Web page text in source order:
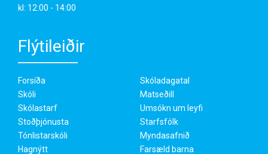
kl: 12:00 - 14:00
Flýtileiðir
Forsíða
Skóli
Skólastarf
Stoðþjónusta
Tónlistarskóli
Hagnýtt
Skóladagatal
Matseðill
Umsókn um leyfi
Starfsfólk
Myndasafnið
Farsæld barna